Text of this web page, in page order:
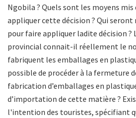
Ngobila ? Quels sont les moyens
appliquer cette décision ? Qui
pour faire appliquer ladite décision ?
provincial connait-il réellement le
fabriquent les emballages en
possible de procéder à la fermeture
fabrication d’emballages en
d’importation de cette matière ?
l'intention des touristes, spécifiant